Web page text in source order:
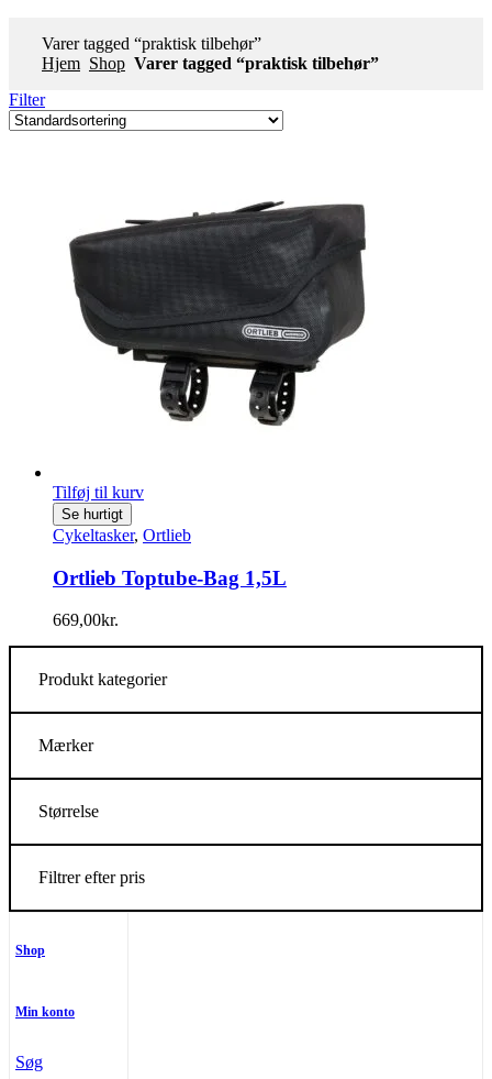
Varer tagged “praktisk tilbehør”
Hjem Shop Varer tagged “praktisk tilbehør”
Filter
Tilføj til kurv
Se hurtigt
Cykeltasker, Ortlieb
Ortlieb Toptube-Bag 1,5L
669,00kr.
Produkt kategorier
Mærker
Størrelse
Filtrer efter pris
Shop
Min konto
Søg